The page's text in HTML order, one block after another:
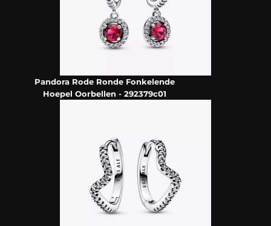
Pandora Rode Ronde Fonkelende
Hoepel Oorbellen - 292379c01